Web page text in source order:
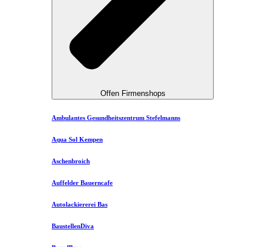
Offen Firmenshops
Ambulantes Gesundheitszentrum Stefelmanns
Aqua Sol Kempen
Aschenbroich
Auffelder Bauerncafe
Autolackiererei Bas
BaustellenDiva